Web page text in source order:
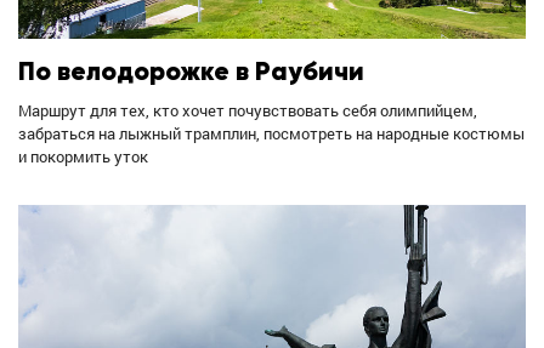
По велодорожке в Раубичи
Маршрут для тех, кто хочет почувствовать себя олимпийцем,
забраться на лыжный трамплин, посмотреть на народные костюмы
и покормить уток